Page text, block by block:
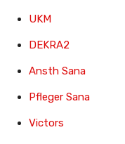
UKM
DEKRA2
Ansth Sana
Pfleger Sana
Victors